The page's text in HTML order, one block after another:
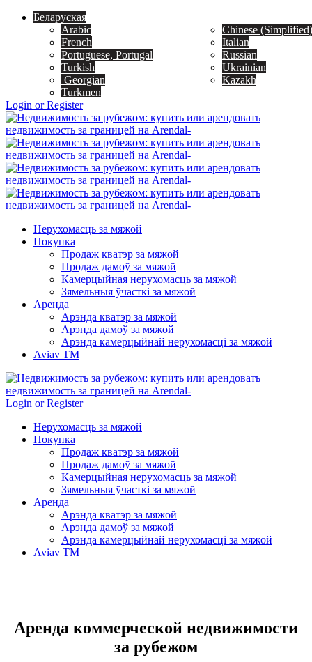
Беларуская
Arabic
Chinese (Simplified)
French
Italian
Portuguese, Portugal
Russian
Turkish
Ukrainian
Georgian
Kazakh
Turkmen
Login or Register
Нерухомасць за мяжой
Покупка
Продаж кватэр за мяжой
Продаж дамоў за мяжой
Камерцыйная нерухомасць за мяжой
Зямельныя ўчасткі за мяжой
Аренда
Арэнда кватэр за мяжой
Арэнда дамоў за мяжой
Арэнда камерцыйнай нерухомасці за мяжой
Aviav TM
Login or Register
Нерухомасць за мяжой
Покупка
Продаж кватэр за мяжой
Продаж дамоў за мяжой
Камерцыйная нерухомасць за мяжой
Зямельныя ўчасткі за мяжой
Аренда
Арэнда кватэр за мяжой
Арэнда дамоў за мяжой
Арэнда камерцыйнай нерухомасці за мяжой
Aviav TM
Аренда коммерческой недвижимости
за рубежом